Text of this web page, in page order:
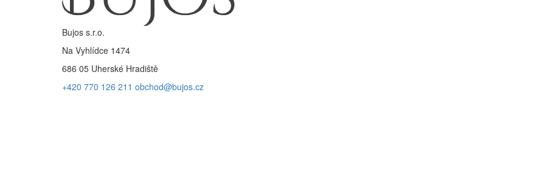
Bujos s.r.o.
Na Vyhlídce 1474
686 05 Uherské Hradiště
+420 770 126 211 obchod@bujos.cz